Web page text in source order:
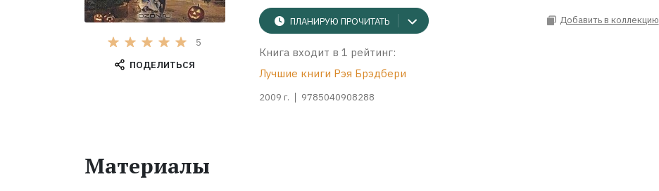
5
ПОДЕЛИТЬСЯ
ПЛАНИРУЮ ПРОЧИТАТЬ Добавить в коллекцию
Книга входит в 1 рейтинг:
Лучшие книги Рэя Брэдбери
2009 г. 9785040908288
Материалы